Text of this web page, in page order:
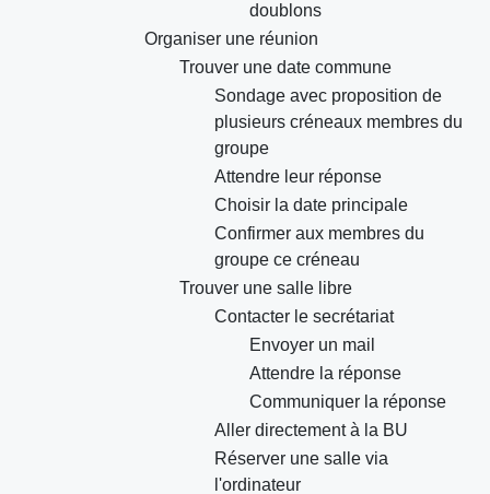
doublons
Organiser une réunion
Trouver une date commune
Sondage avec proposition de
plusieurs créneaux membres du
groupe
Attendre leur réponse
Choisir la date principale
Confirmer aux membres du
groupe ce créneau
Trouver une salle libre
Contacter le secrétariat
Envoyer un mail
Attendre la réponse
Communiquer la réponse
Aller directement à la BU
Réserver une salle via
l'ordinateur